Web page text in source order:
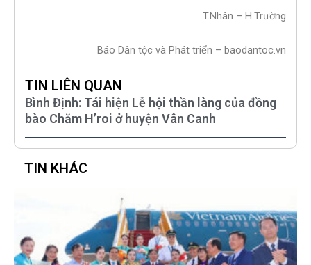
T.Nhân – H.Trường
Báo Dân tộc và Phát triển – baodantoc.vn
TIN LIÊN QUAN
Bình Định: Tái hiện Lễ hội thần làng của đồng
bào Chăm H’roi ở huyện Vân Canh
TIN KHÁC